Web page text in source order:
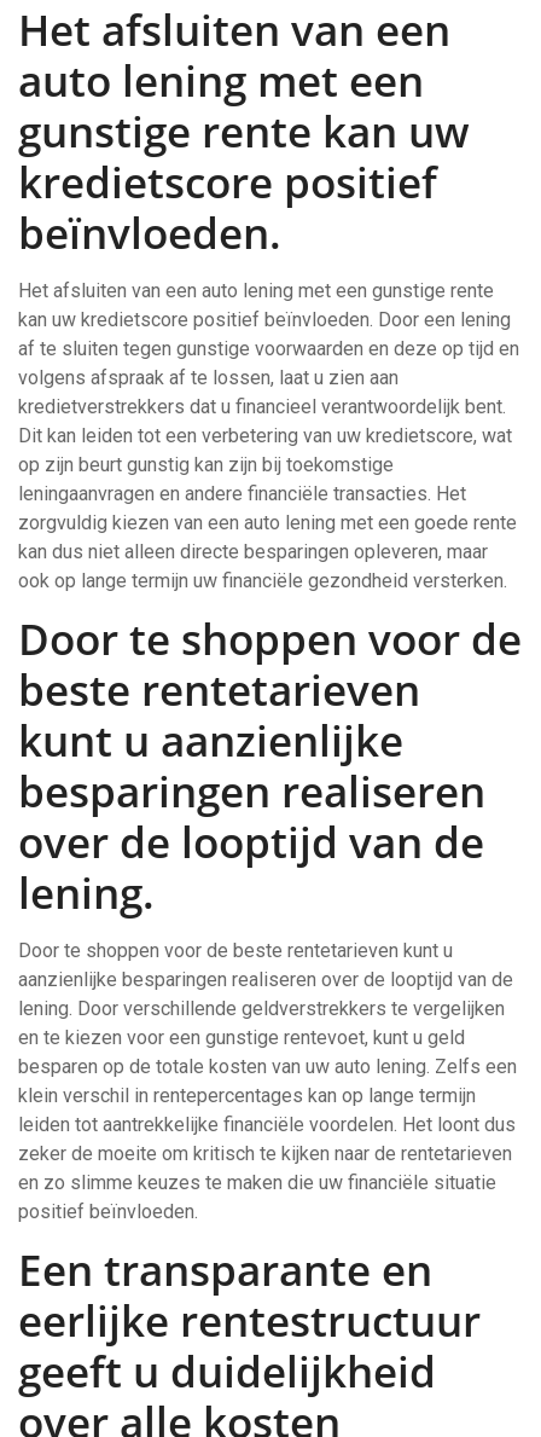
Het afsluiten van een
auto lening met een
gunstige rente kan uw
kredietscore positief
beïnvloeden.
Het afsluiten van een auto lening met een gunstige rente
kan uw kredietscore positief beïnvloeden. Door een lening
af te sluiten tegen gunstige voorwaarden en deze op tijd en
volgens afspraak af te lossen, laat u zien aan
kredietverstrekkers dat u financieel verantwoordelijk bent.
Dit kan leiden tot een verbetering van uw kredietscore, wat
op zijn beurt gunstig kan zijn bij toekomstige
leningaanvragen en andere financiële transacties. Het
zorgvuldig kiezen van een auto lening met een goede rente
kan dus niet alleen directe besparingen opleveren, maar
ook op lange termijn uw financiële gezondheid versterken.
Door te shoppen voor de
beste rentetarieven
kunt u aanzienlijke
besparingen realiseren
over de looptijd van de
lening.
Door te shoppen voor de beste rentetarieven kunt u
aanzienlijke besparingen realiseren over de looptijd van de
lening. Door verschillende geldverstrekkers te vergelijken
en te kiezen voor een gunstige rentevoet, kunt u geld
besparen op de totale kosten van uw auto lening. Zelfs een
klein verschil in rentepercentages kan op lange termijn
leiden tot aantrekkelijke financiële voordelen. Het loont dus
zeker de moeite om kritisch te kijken naar de rentetarieven
en zo slimme keuzes te maken die uw financiële situatie
positief beïnvloeden.
Een transparante en
eerlijke rentestructuur
geeft u duidelijkheid
over alle kosten